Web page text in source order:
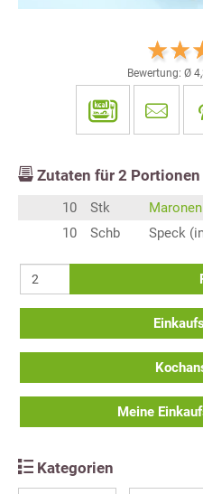
Bewertung: Ø
Zutaten für 2 Portionen
10 Stk
10
Schb Speck
Meine
Kategorien